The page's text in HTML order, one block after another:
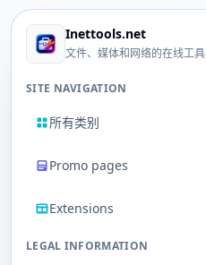
Inettools.net
文件、媒体和网络的在线工具
SITE NAVIGATION
所有类别
Promo pages
Extensions
LEGAL INFORMATION